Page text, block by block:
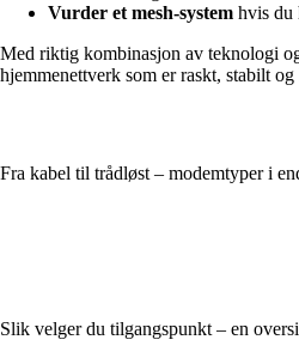
Vurder et mesh-system hvis du
Med riktig kombinasjon av teknologi
hjemmenettverk som er raskt, stabilt
Fra kabel til trådløst – modemtyper i
Slik velger du tilgangspunkt – en